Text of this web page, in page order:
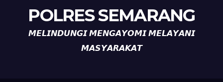
POLRES SEMARANG
𝙈𝙀𝙇𝙄𝙉𝘿𝙐𝙉𝙂𝙄 𝙈𝙀𝙉𝙂𝘼𝙔𝙊𝙈𝙄 𝙈𝙀𝙇𝘼𝙔𝘼𝙉𝙄
𝙈𝘼𝙎𝙔𝘼𝙍𝘼𝙆𝘼𝙏